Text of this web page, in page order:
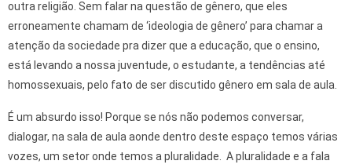
outra religião. Sem falar na questão de gênero, que eles
erroneamente chamam de ‘ideologia de gênero’ para chamar a
atenção da sociedade pra dizer que a educação, que o ensino,
está levando a nossa juventude, o estudante, a tendências até
homossexuais, pelo fato de ser discutido gênero em sala de aula.
É um absurdo isso! Porque se nós não podemos conversar,
dialogar, na sala de aula aonde dentro deste espaço temos várias
vozes, um setor onde temos a pluralidade. A pluralidade e a fala